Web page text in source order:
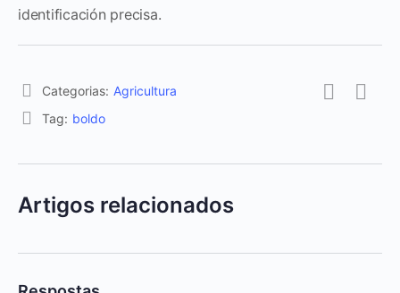
identificación precisa.
Categorias: Agricultura
Tag: boldo
Artigos relacionados